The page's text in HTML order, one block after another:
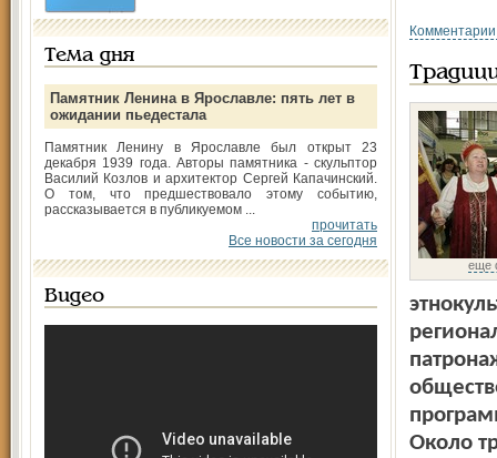
Тема дня
Памятник Ленина в Ярославле: пять лет в
ожидании пьедестала
Памятник Ленину в Ярославле был открыт 23
декабря 1939 года. Авторы памятника - скульптор
Василий Козлов и архитектор Сергей Капачинский.
О том, что предшествовало этому событию,
рассказывается в публикуемом ...
прочитать
Все новости за сегодня
Видео
еще
Около